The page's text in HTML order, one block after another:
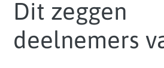
Dit zeggen
deelnemers